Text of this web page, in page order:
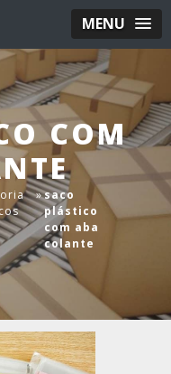
MENU
COM
»saco
plástico
com aba
colante